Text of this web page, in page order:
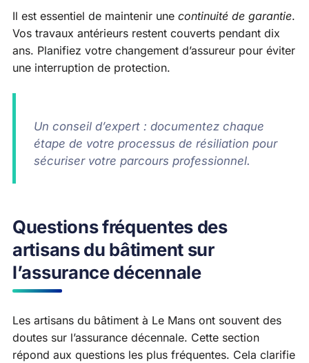
Il est essentiel de maintenir une continuité de garantie.
Vos travaux antérieurs restent couverts pendant dix
ans. Planifiez votre changement d’assureur pour éviter
une interruption de protection.
Un conseil d’expert : documentez chaque
étape de votre processus de résiliation pour
sécuriser votre parcours professionnel.
Questions fréquentes des
artisans du bâtiment sur
l’assurance décennale
Les artisans du bâtiment à Le Mans ont souvent des
doutes sur l’assurance décennale. Cette section
répond aux questions les plus fréquentes. Cela clarifie